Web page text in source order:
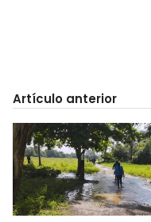
Artículo anterior